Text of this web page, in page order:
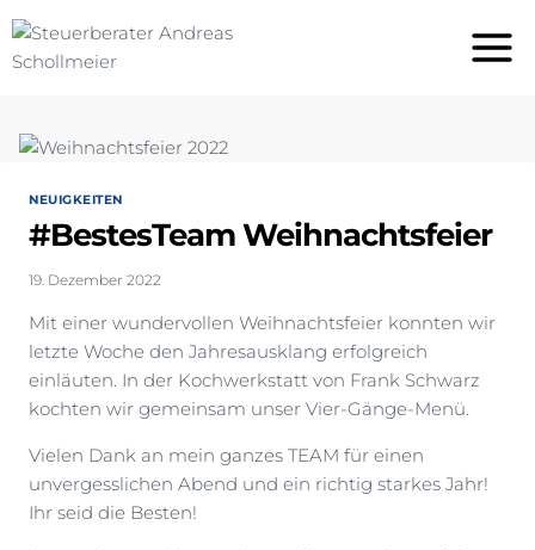
Inhalt
springen
NEUIGKEITEN
#BestesTeam Weihnachtsfeier
19. Dezember 2022
Mit einer wundervollen Weihnachtsfeier konnten wir
letzte Woche den Jahresausklang erfolgreich
einläuten. In der Kochwerkstatt von Frank Schwarz
kochten wir gemeinsam unser Vier-Gänge-Menü.
Vielen Dank an mein ganzes TEAM für einen
unvergesslichen Abend und ein richtig starkes Jahr!
Ihr seid die Besten!